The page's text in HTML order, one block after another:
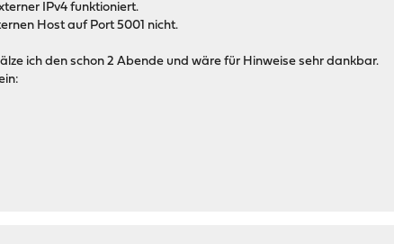
IPv4 funktioniert.
Host auf Port 5001 nicht.
ich den schon 2 Abende und wäre für Hinweise sehr dankbar.